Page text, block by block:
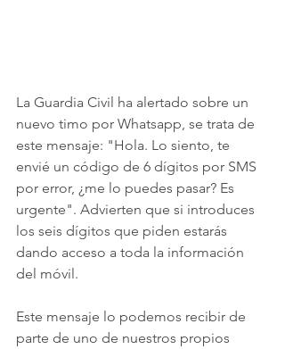
La Guardia Civil ha alertado sobre un
nuevo timo por Whatsapp, se trata de
este mensaje: "Hola. Lo siento, te
envié un código de 6 dígitos por SMS
por error, ¿me lo puedes pasar? Es
urgente". Advierten que si introduces
los seis dígitos que piden estarás
dando acceso a toda la información
del móvil.
Este mensaje lo podemos recibir de
parte de uno de nuestros propios